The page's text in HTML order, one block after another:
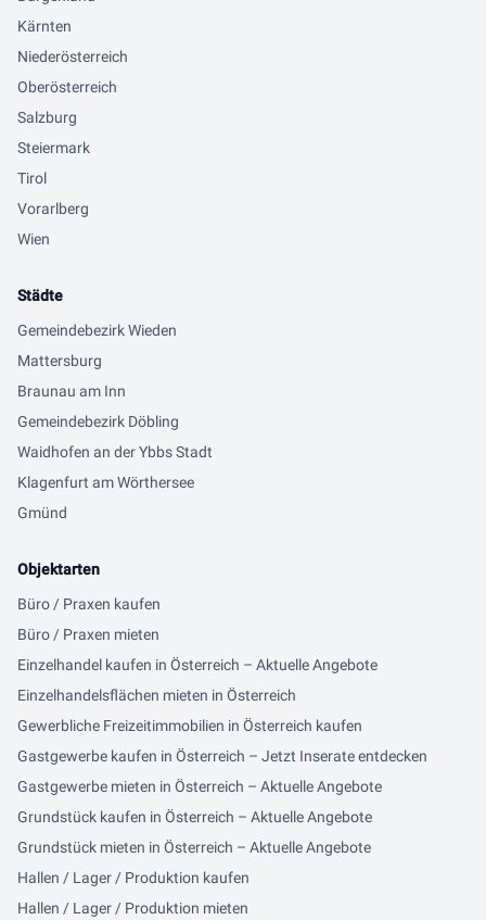
Kärnten
Niederösterreich
Oberösterreich
Salzburg
Steiermark
Tirol
Vorarlberg
Wien
Städte
Gemeindebezirk Wieden
Mattersburg
Braunau am Inn
Gemeindebezirk Döbling
Waidhofen an der Ybbs Stadt
Klagenfurt am Wörthersee
Gmünd
Objektarten
Büro / Praxen kaufen
Büro / Praxen mieten
Einzelhandel kaufen in Österreich – Aktuelle Angebote
Einzelhandelsflächen mieten in Österreich
Gewerbliche Freizeitimmobilien in Österreich kaufen
Gastgewerbe kaufen in Österreich – Jetzt Inserate entdecken
Gastgewerbe mieten in Österreich – Aktuelle Angebote
Grundstück kaufen in Österreich – Aktuelle Angebote
Grundstück mieten in Österreich – Aktuelle Angebote
Hallen / Lager / Produktion kaufen
Hallen / Lager / Produktion mieten